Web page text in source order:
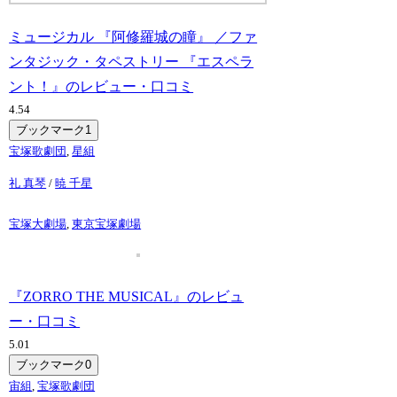
ミュージカル 『阿修羅城の瞳』 ／ファ
ンタジック・タペストリー 『エスペラ
ント！』のレビュー・口コミ
4.54
ブックマーク 1
宝塚歌劇団,星組
礼 真琴 /暁 千星
宝塚大劇場,東京宝塚劇場
『ZORRO THE MUSICAL』のレビュ
ー・口コミ
5.01
ブックマーク0
宙組 ,宝塚歌劇団